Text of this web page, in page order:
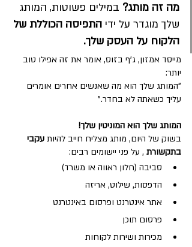
מה זה מותג? במילים פשוטות, המותג
שלך מוגדר על ידי התפיסה הכוללת של
הלקוח על העסק שלך.
מייסד אמזון, ג'ף בזוס, אומר את זה אפילו טוב
יותר:
"המותג שלך הוא מה שאנשים אחרים אומרים
עליך כשאתה לא בחדר."
המותג שלך הוא המוניטין שלך!
בשוק של היום, מותג מצליח חייב להיות עקבי
בתקשורת , על פני יישומים רבים:
סביבה (חלון ראווה או משרד)
הדפסות, שילוט, אריזה
אתר אינטרנט ופרסום באינטרנט
פרסום תוכן
מכירות ושירות לקוחות